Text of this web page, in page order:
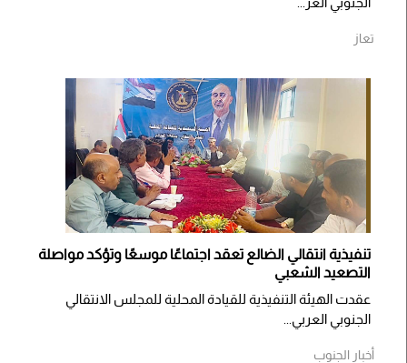
تعاز
تنفيذية انتقالي الضالع تعقد اجتماعًا موسعًا وتؤكد مواصلة
التصعيد الشعبي
عقدت الهيئة التنفيذية للقيادة المحلية للمجلس الانتقالي
الجنوبي العربي...
أخبار الجنوب